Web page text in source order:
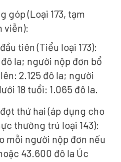
góp (Loại 173, tạm
viễn):
tiên (Tiểu loại 173):
la; người nộp đơn bổ
2.125 đô la; người
18 tuổi: 1.065 đô la.
thứ hai (áp dụng cho
thường trú loại 143):
mỗi người nộp đơn nếu
43.600 đô la Úc